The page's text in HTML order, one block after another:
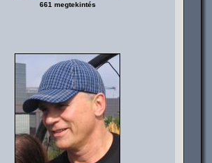
661 megtekintés